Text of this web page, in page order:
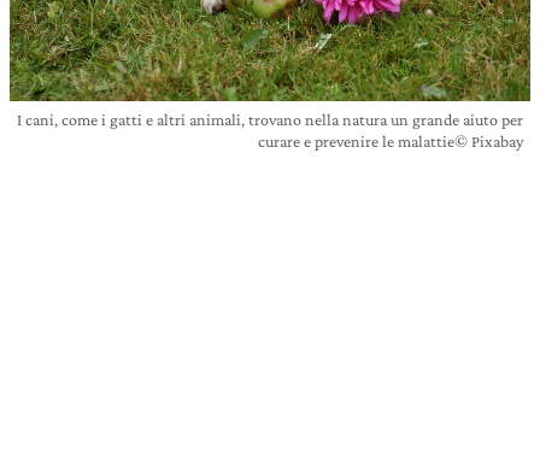
I cani, come i gatti e altri animali, trovano nella natura un grande aiuto per
curare e prevenire le malattie© Pixabay